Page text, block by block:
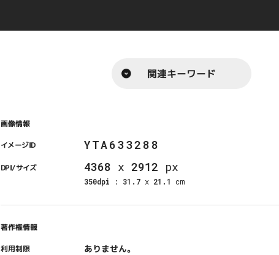
関連キーワード
画像情報
イメージID YTA633288
DPI/サイズ 4368 x 2912 px
350dpi : 31.7 x 21.1 cm
著作権情報
利用制限 ありません。